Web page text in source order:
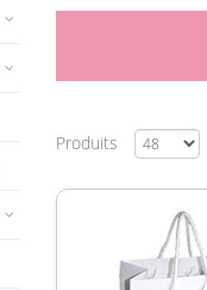
Produits